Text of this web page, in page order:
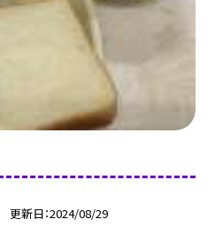
更新日 2024/08/29